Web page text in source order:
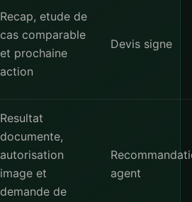
Recap, etude de
cas comparable
et prochaine
action
Devis signe
Resultat
documente,
autorisation
image et
demande de
agent